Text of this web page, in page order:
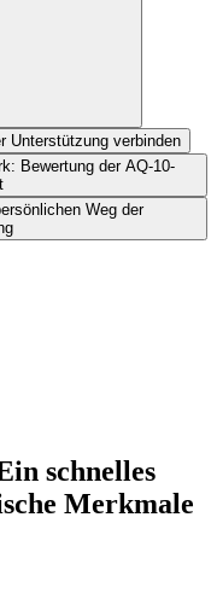
Unterstützung verbinden
Bewertung der AQ-10-
Weg der
schnelles
Merkmale